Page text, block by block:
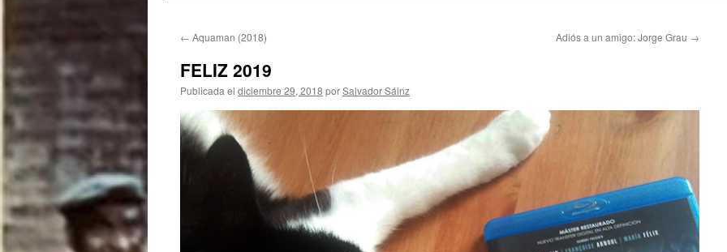
← Aquaman (2018) Adiós a un amigo: Jorge Grau →
FELIZ 2019
Publicada el diciembre 29, 2018 porSalvador Sáinz